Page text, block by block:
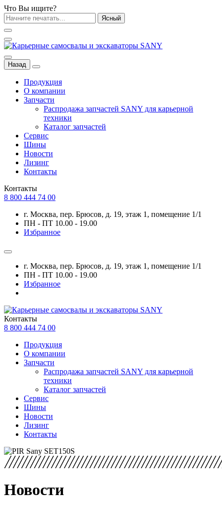
Что Вы ищите?
Ясный
Назад
Продукция
О компании
Запчасти
Распродажа запчастей SANY для карьерной
техники
Каталог запчастей
Сервис
Шины
Новости
Лизинг
Контакты
Контакты
8 800 444 74 00
г. Москва, пер. Брюсов, д. 19, этаж 1, помещение 1/1
ПН - ПТ 10.00 - 19.00
Избранное
г. Москва, пер. Брюсов, д. 19, этаж 1, помещение 1/1
ПН - ПТ 10.00 - 19.00
Избранное
Контакты
8 800 444 74 00
Продукция
О компании
Запчасти
Распродажа запчастей SANY для карьерной
техники
Каталог запчастей
Сервис
Шины
Новости
Лизинг
Контакты
Новости